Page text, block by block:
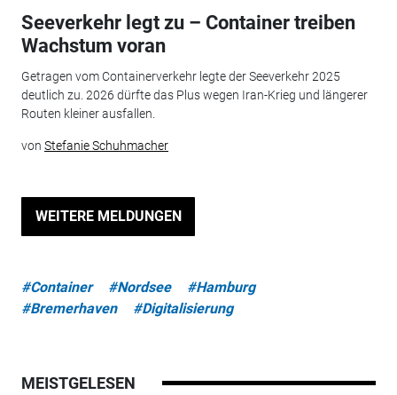
Seeverkehr legt zu – Container treiben
Wachstum voran
Getragen vom Containerverkehr legte der Seeverkehr 2025
deutlich zu. 2026 dürfte das Plus wegen Iran-Krieg und längerer
Routen kleiner ausfallen.
von Stefanie Schuhmacher
WEITERE MELDUNGEN
#Container #Nordsee
#Hamburg
#Bremerhaven
#Digitalisierung
MEISTGELESEN